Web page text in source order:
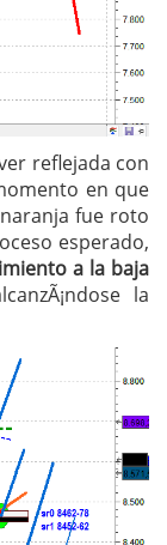
reflejada con
en que
fue roto
esperado,
a la baja
la